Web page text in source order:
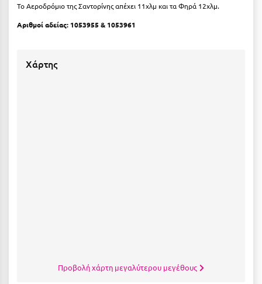
Πόρος
Πόρτο Χέλι
Το Αεροδρόμιο της Σαντορίνης απέχει 11χλμ και τα Φηρά 12χλμ.
Αριθμοί αδείας: 1053955 & 1053961
Χάρτης
Προβολή χάρτη μεγαλύτερου μεγέθους